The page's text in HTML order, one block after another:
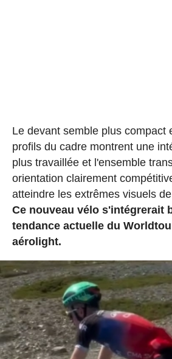
Le devant semble plus compact
profils du cadre montrent une
plus travaillée et l'ensemble
orientation clairement
atteindre les extrêmes visuels
Ce nouveau vélo s'intégrerait
tendance actuelle du
aérolight.